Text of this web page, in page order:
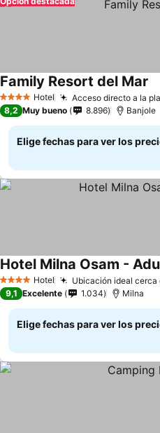
4 EstrellasHotel Acceso directo a la
Family Resort del Mar
8,2 Muy bueno 8.896 Banjole
Elige fechas para ver los
4 EstrellasHotel Ubicación ideal cerca
Hotel Milna Osam -
9,1 Excelente 1.034 Milna
Elige fechas para ver los